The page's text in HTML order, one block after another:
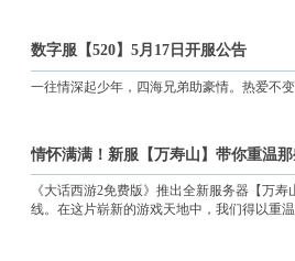
数字服【520】5月17日开服公告
一往情深起少年，四海兄弟助豪情。热爱不
情怀满满！新服【万寿山】带你重温
《大话西游2免费版》推出全新服务器【万寿
线。在这片崭新的游戏天地中，我们得以重